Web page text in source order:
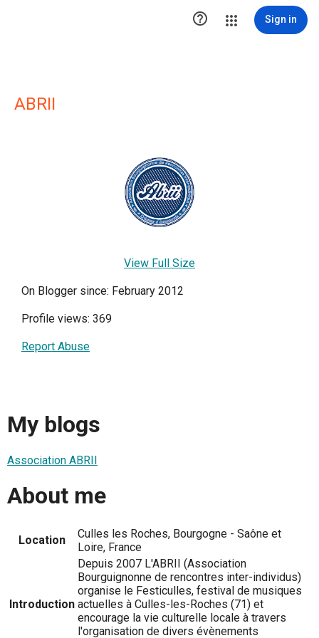
 Sign in
ABRII
View Full Size
On Blogger since: February 2012
Profile views: 369
Report Abuse
My blogs
Association ABRII
About me
Location
Culles les Roches, Bourgogne - Saône et
Loire, France
Introduction
Depuis 2007 L'ABRII (Association
Bourguignonne de rencontres inter-individus)
organise le Festiculles, festival de musiques
actuelles à Culles-les-Roches (71) et
encourage la vie culturelle locale à travers
l'organisation de divers évènements